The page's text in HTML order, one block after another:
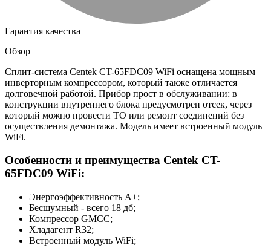
Гарантия качества
Обзор
Сплит-система Centek CT-65FDC09 WiFi оснащена мощным
инверторным компрессором, который также отличается
долговечной работой. Прибор прост в обслуживании: в
конструкции внутреннего блока предусмотрен отсек, через
который можно провести ТО или ремонт соединений без
осуществления демонтажа. Модель имеет встроенный модуль
WiFi.
Особенности и преимущества Centek CT-
65FDC09 WiFi:
Энергоэффективность A+;
Бесшумный - всего 18 дб;
Компрессор GMCC;
Хладагент R32;
Встроенный модуль WiFi;